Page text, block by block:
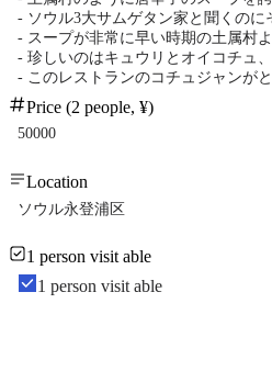
- ソウル3大サムゲタン家と聞くのに
- スープが非常に早い時期の土属村
- 珍しいのはキュウリとオイコチュ
- このレストランのコチュジャンが
Price (2 people, ¥)
50000
Location
ソウル永登浦区
1 person visit able
1 person visit able